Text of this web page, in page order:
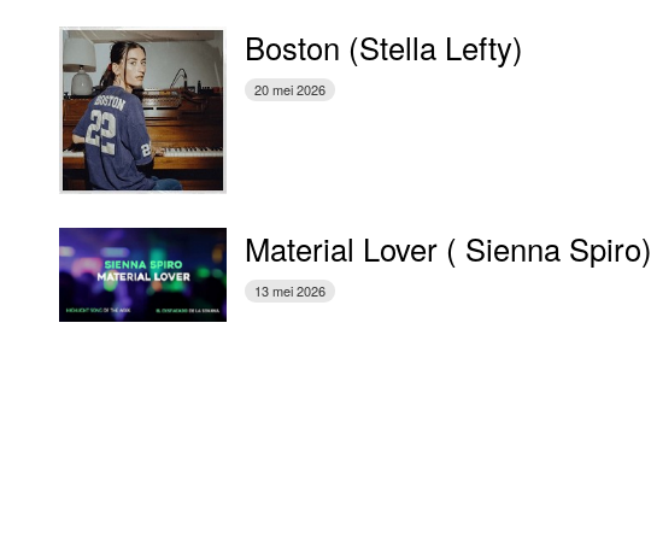
Boston (Stella Lefty)
20 mei 2026
Material Lover ( Sienna Spiro)
13 mei 2026